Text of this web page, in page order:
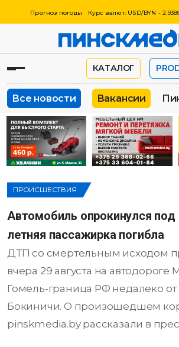
Прогноз погоды Курс валют: USD/BYN -
КАТАЛОГ
Все новости Вакансии
ПРОИСШЕСТВИЯ
Автомобиль опрокинулся
летняя пассажирка погибла
ДТП со смертельным исходом
вчера 29 августа на автодороге
Гомель-граница РФ недалеко
Бокиничи. О произошедшем
pinskmedia.by рассказали в